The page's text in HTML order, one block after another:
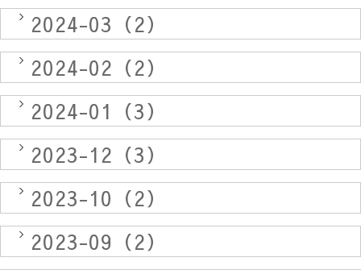
2024-03（2）
2024-02（2）
2024-01（3）
2023-12（3）
2023-10（2）
2023-09（2）